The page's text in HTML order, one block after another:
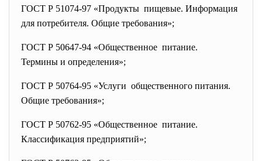
ГОСТ Р 51074-97 «Продукты пищевые. Информация
для потребителя. Общие требования»;
ГОСТ Р 50647-94 «Общественное питание.
Термины и определения»;
ГОСТ Р 50764-95 «Услуги общественного питания.
Общие требования»;
ГОСТ Р 50762-95 «Общественное питание.
Классификация предприятий»;